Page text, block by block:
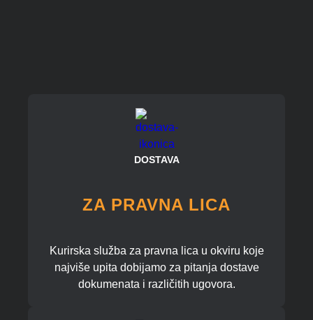
DOSTAVA
ZA PRAVNA LICA
Kurirska služba za pravna lica u okviru koje
najviše upita dobijamo za pitanja dostave
dokumenata i različitih ugovora.